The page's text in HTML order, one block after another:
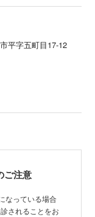
平字五町目17-12
ご注意
なっている場合
されることをお